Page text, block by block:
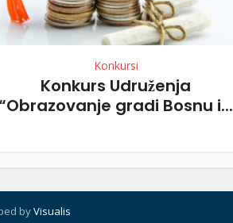
Konkursi
Konkurs Udruženja
gradi Bosnu i...
byVisualis